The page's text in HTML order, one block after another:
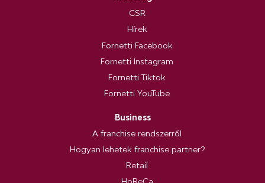
CSR
Hírek
Fornetti Facebook
Fornetti Instagram
Fornetti Tiktok
Fornetti YouTube
Business
A franchise rendszerről
Hogyan lehetek franchise partner?
Retail